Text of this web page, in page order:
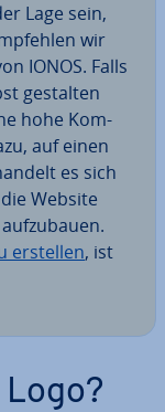
Lage sein,
wir
IONOS. Falls
gestalten
hohe Kom­
auf einen
es sich
Website
erstellen, ist